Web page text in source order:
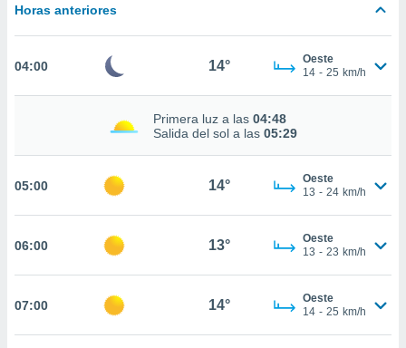
digital
permite
coste.
a la
todas
nuestros
nos
CONFIGURACIÓN
Horas anteriores
04:00 14°
Oeste
14 - 25 km/h
Primera luz a las 04:48
Salida del sol a las 05:29
05:00 14°
Oeste
13 - 24 km/h
06:00 13°
Oeste
13 - 23 km/h
07:00 14°
Oeste
14 - 25 km/h